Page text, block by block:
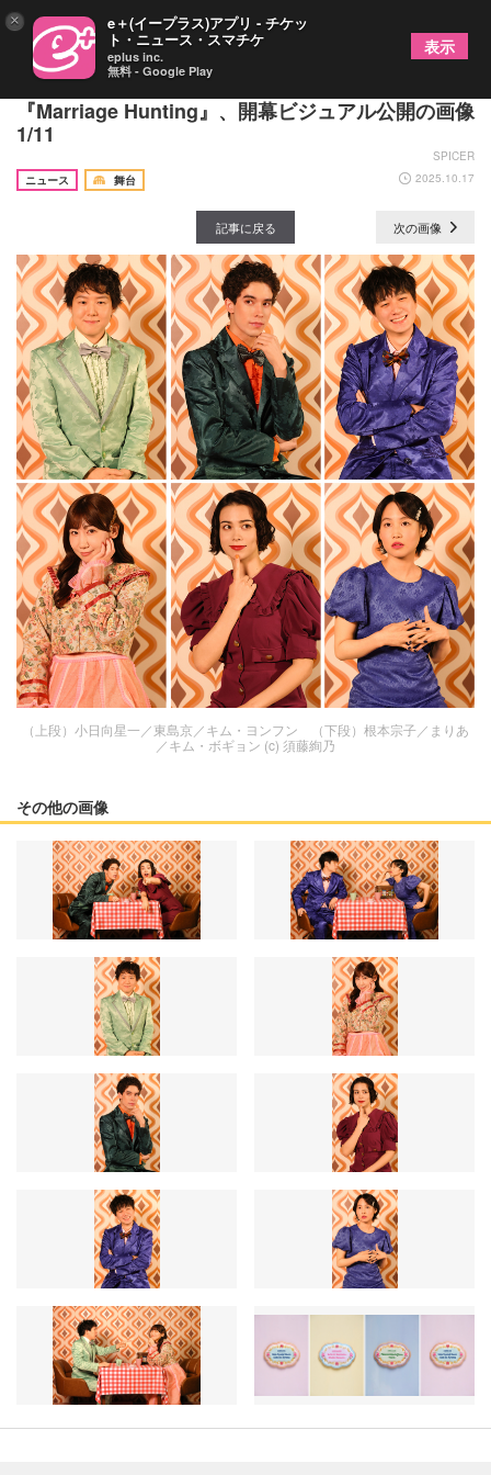
根本宗子が贈る60分の超速会話劇コメディ
『Marriage Hunting』、開幕ビジュアル公開の画像
1/11
SPICER
ニュース
舞台 2025.10.17
記事に戻る 次の画像
（上段）小日向星一／東島京／キム・ヨンフン （下段）根本宗子／まりあ
／キム・ボギョン (c) 須藤絢乃
その他の画像
× e＋(イープラス)アプリ - チケッ
ト・ニュース・スマチケ
eplus inc.
無料 - Google Play
表示